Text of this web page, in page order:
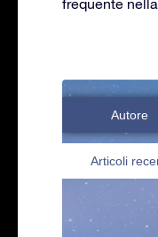
frequente
Autore
Articoli